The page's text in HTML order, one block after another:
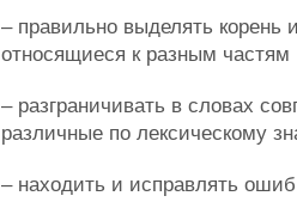
– правильно выделять корень
относящиеся к разным частям
– разграничивать в словах
различные по лексическому
– находить и исправлять